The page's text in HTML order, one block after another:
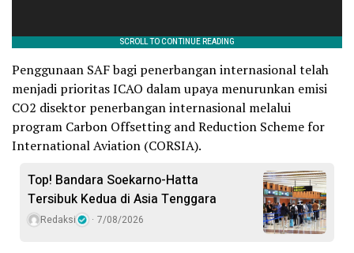
Penggunaan SAF bagi penerbangan internasional telah
menjadi prioritas ICAO dalam upaya menurunkan emisi
CO2 disektor penerbangan internasional melalui
program Carbon Offsetting and Reduction Scheme for
International Aviation (CORSIA).
Top! Bandara Soekarno-Hatta
Tersibuk Kedua di Asia Tenggara
Redaksi 7/08/2026